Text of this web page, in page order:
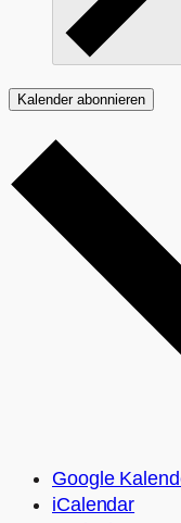
Kalender abonnieren
Google
iCalendar